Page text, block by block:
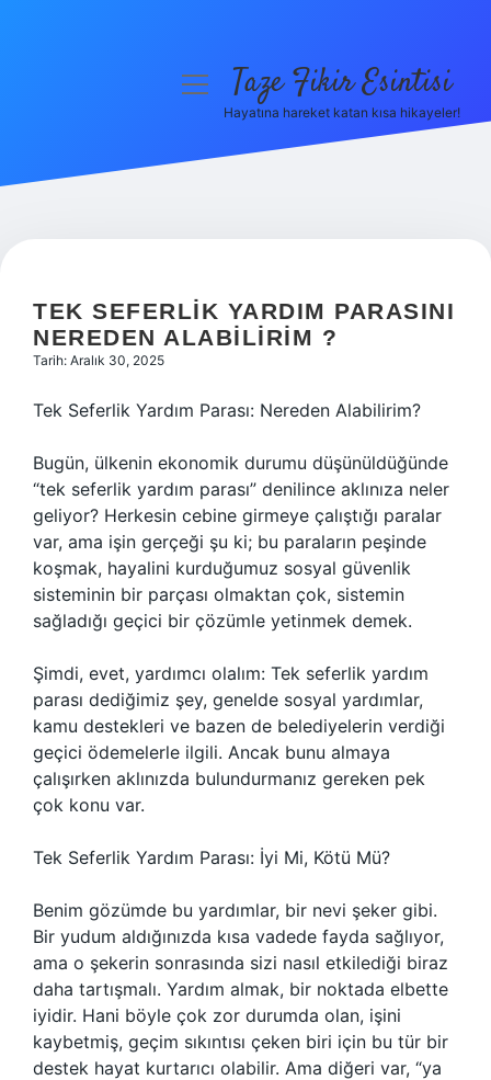
Hakkımızda
menüyüTaze Fikir Esintisi
Hayatına hareket katan kısa hikayeler!
TEK SEFERLIK YARDIM PARASINI
NEREDEN ALABILIRIM ?
Tarih: Aralık 30, 2025
Tek Seferlik Yardım Parası: Nereden Alabilirim?
Bugün, ülkenin ekonomik durumu düşünüldüğünde
“tek seferlik yardım parası” denilince aklınıza neler
geliyor? Herkesin cebine girmeye çalıştığı paralar
var, ama işin gerçeği şu ki; bu paraların peşinde
koşmak, hayalini kurduğumuz sosyal güvenlik
sisteminin bir parçası olmaktan çok, sistemin
sağladığı geçici bir çözümle yetinmek demek.
Şimdi, evet, yardımcı olalım: Tek seferlik yardım
parası dediğimiz şey, genelde sosyal yardımlar,
kamu destekleri ve bazen de belediyelerin verdiği
geçici ödemelerle ilgili. Ancak bunu almaya
çalışırken aklınızda bulundurmanız gereken pek
çok konu var.
Tek Seferlik Yardım Parası: İyi Mi, Kötü Mü?
Benim gözümde bu yardımlar, bir nevi şeker gibi.
Bir yudum aldığınızda kısa vadede fayda sağlıyor,
ama o şekerin sonrasında sizi nasıl etkilediği biraz
daha tartışmalı. Yardım almak, bir noktada elbette
iyidir. Hani böyle çok zor durumda olan, işini
kaybetmiş, geçim sıkıntısı çeken biri için bu tür bir
destek hayat kurtarıcı olabilir. Ama diğeri var, “ya